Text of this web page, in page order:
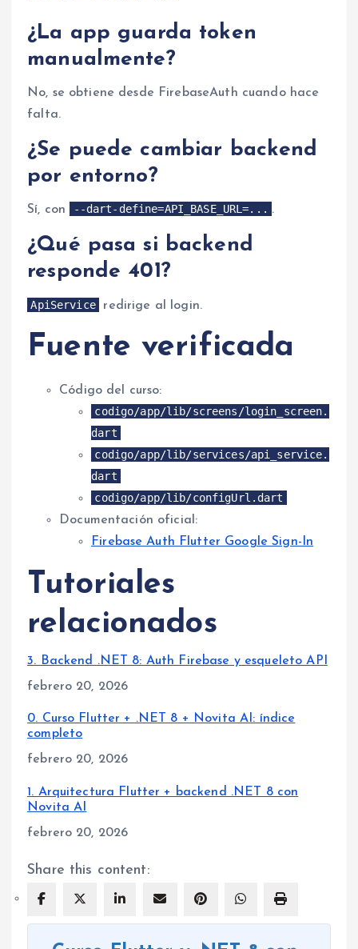
¿La app guarda token
manualmente?
No, se obtiene desde FirebaseAuth cuando hace
falta.
¿Se puede cambiar backend
por entorno?
Sí, con --dart-define=API_BASE_URL=... .
¿Qué pasa si backend
responde 401?
ApiService redirige al login.
Fuente verificada
Código del curso:
codigo/app/lib/screens/login_screen.
dart
codigo/app/lib/services/api_service.
dart
codigo/app/lib/configUrl.dart
Documentación oficial:
Firebase Auth Flutter Google Sign-In
Tutoriales
relacionados
3. Backend .NET 8: Auth Firebase y esqueleto API
Fecha
febrero 20, 2026
0. Curso Flutter + .NET 8 + Novita AI: índice
completo
Fecha
febrero 20, 2026
1. Arquitectura Flutter + backend .NET 8 con
Novita AI
Fecha
febrero 20, 2026
Share this content: